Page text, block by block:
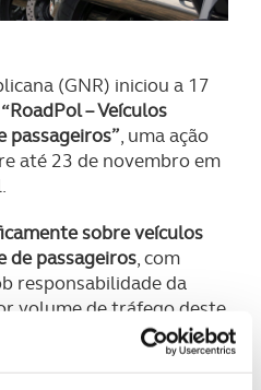
(GNR) iniciou a 17
– Veículos
passageiros”, uma ação
até 23 de novembro em
sobre veículos
de passageiros, com
responsabilidade da
volume de tráfego deste
o cumprimento da